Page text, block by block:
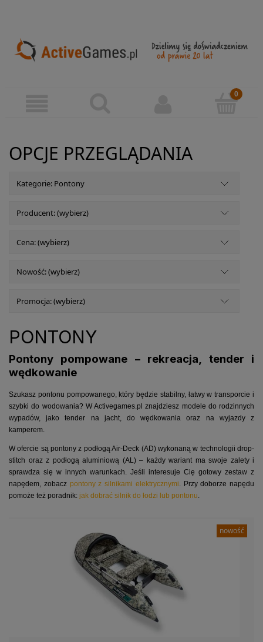
OPCJE PRZEGLĄDANIA
Kategorie: Pontony
Producent: (wybierz)
Cena: (wybierz)
Nowość: (wybierz)
Promocja: (wybierz)
PONTONY
Pontony pompowane – rekreacja, tender i
wędkowanie
Szukasz pontonu pompowanego, który będzie stabilny, łatwy w transporcie i
szybki do wodowania? W Activegames.pl znajdziesz modele do rodzinnych
wypadów, jako tender na jacht, do wędkowania oraz na wyjazdy z
kamperem.
W ofercie są pontony z podłogą Air-Deck (AD) wykonaną w technologii drop-
stitch oraz z podłogą aluminiową (AL) – każdy wariant ma swoje zalety i
sprawdza się w innych warunkach. Jeśli interesuje Cię gotowy zestaw z
napędem, zobacz pontony z silnikami elektrycznymi. Przy doborze napędu
pomoże też poradnik: jak dobrać silnik do łodzi lub pontonu.
nowość